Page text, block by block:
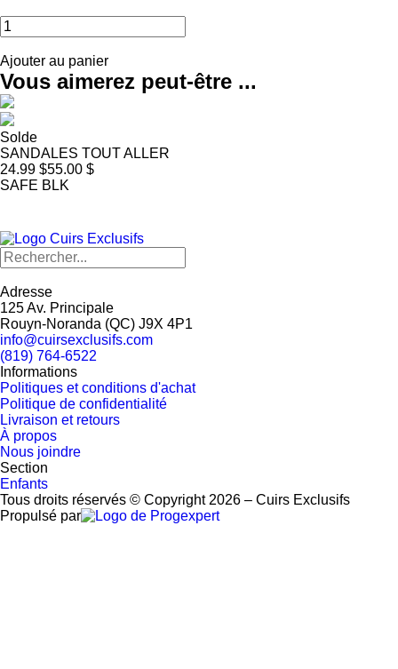
Ajouter au panier
Vous aimerez peut-être ...
Solde
SANDALES TOUT ALLER
24.99 $55.00 $
SAFE BLK
Adresse
125 Av. Principale
Rouyn-Noranda (QC) J9X 4P1
info@cuirsexclusifs.com
(819) 764-6522
Informations
Politiques et conditions d'achat
Politique de confidentialité
Livraison et retours
À propos
Nous joindre
Section
Enfants
Tous droits réservés © Copyright 2026 – Cuirs Exclusifs
Propulsé par